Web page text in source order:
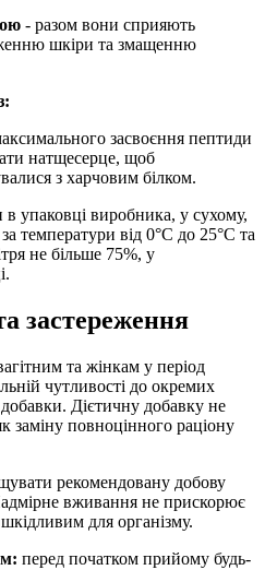
- разом вони сприяють
шкіри та змащенню
засвоєння пептиди
натщесерце, щоб
з харчовим білком.
в упаковці виробника, у сухому,
температури від 0°C до 25°C та
не більше 75%, у
застереження
та жінкам у період
чутливості до окремих
Дієтичну добавку не
заміну повноцінного раціону
рекомендовану добову
вживання не прискорює
для організму.
перед початком прийому будь-